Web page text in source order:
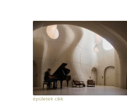
épületek cikk